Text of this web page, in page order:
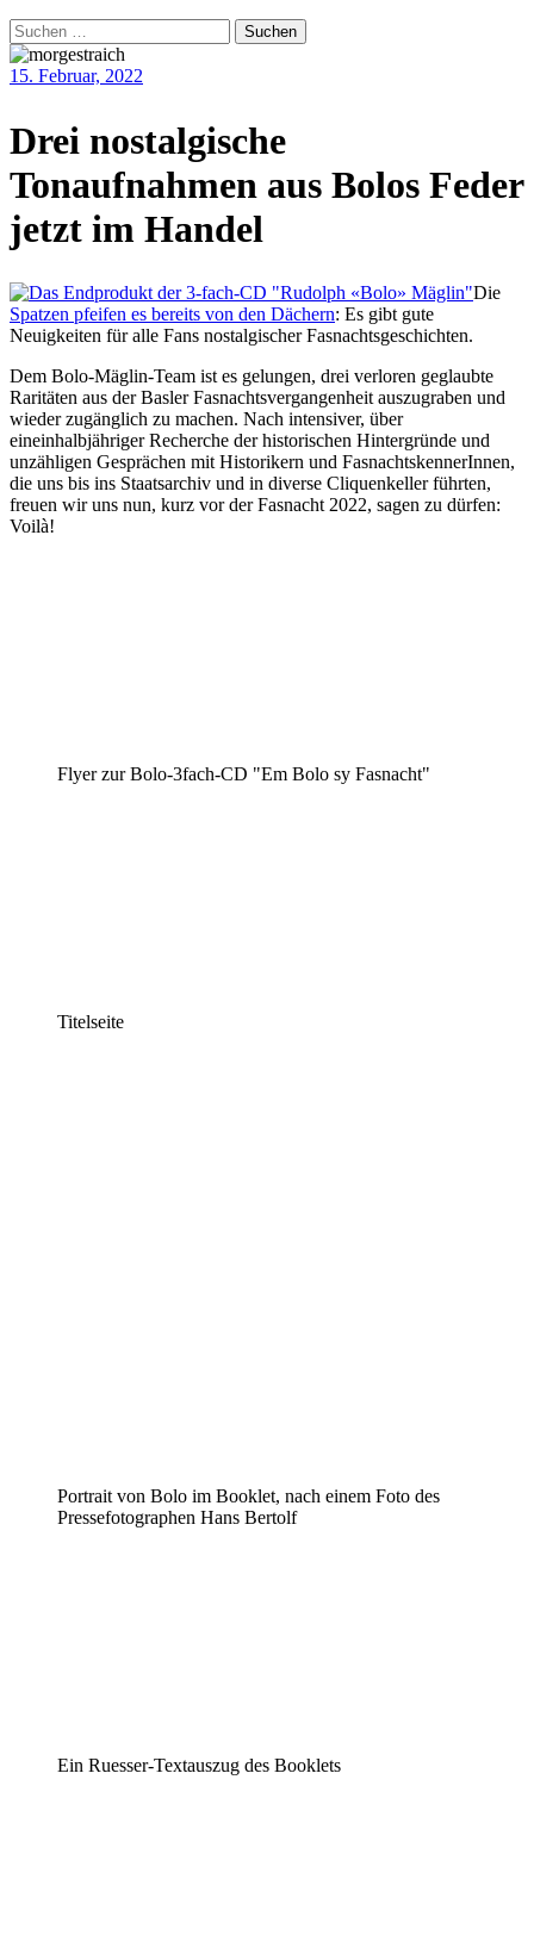
Suche
nach:
15. Februar, 2022
Drei nostalgische
Tonaufnahmen aus Bolos Feder
jetzt im Handel
Die
Spatzen pfeifen es bereits von den Dächern: Es gibt gute
Neuigkeiten für alle Fans nostalgischer Fasnachtsgeschichten.
Dem Bolo-Mäglin-Team ist es gelungen, drei verloren geglaubte
Raritäten aus der Basler Fasnachtsvergangenheit auszugraben und
wieder zugänglich zu machen. Nach intensiver, über
eineinhalbjähriger Recherche der historischen Hintergründe und
unzähligen Gesprächen mit Historikern und FasnachtskennerInnen,
die uns bis ins Staatsarchiv und in diverse Cliquenkeller führten,
freuen wir uns nun, kurz vor der Fasnacht 2022, sagen zu dürfen:
Voilà!
Flyer zur Bolo-3fach-CD "Em Bolo sy Fasnacht"
Titelseite
Portrait von Bolo im Booklet, nach einem Foto des
Pressefotographen Hans Bertolf
Ein Ruesser-Textauszug des Booklets